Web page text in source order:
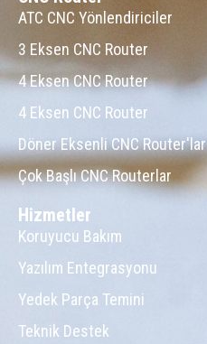
ATC CNC Yönlendiriciler
3 Eksen CNC Router
4 Eksen CNC Router
4 Eksen CNC Router
Döner Eksenli CNC Router'lar
Çok Başlı CNC Routerlar
Hizmetler
Koruyucu Bakım
Yazılım Entegrasyonu
Yedek Parça Temini
Teknik Destek